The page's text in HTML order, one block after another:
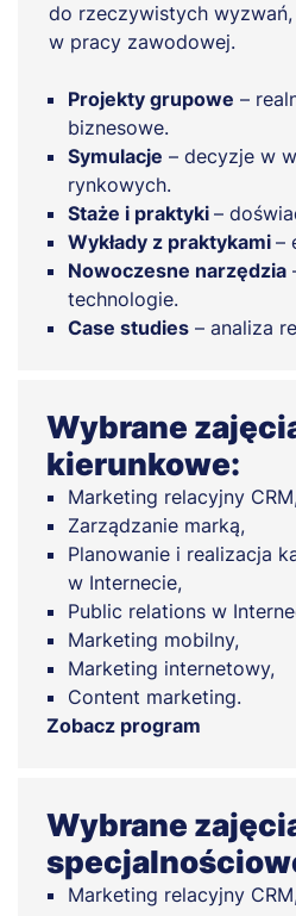
do rzeczywistych
w pracy zawodowej.
Projekty grupowe –
biznesowe.
Symulacje – decyzje w
rynkowych.
Staże i praktyki –
Wykłady z praktykami –
Nowoczesne narzędzia
technologie.
Case studies – analiza
Wybrane
kierunkowe:
Marketing relacyjny
Zarządzanie marką,
Planowanie i realizacja
w Internecie,
Public relations w
Marketing mobilny,
Marketing internetowy,
Content marketing.
Zobacz program
Wybrane
Marketing relacyjny